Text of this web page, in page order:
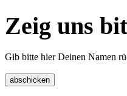
Zeig uns
Gib bitte hier Deinen Namen